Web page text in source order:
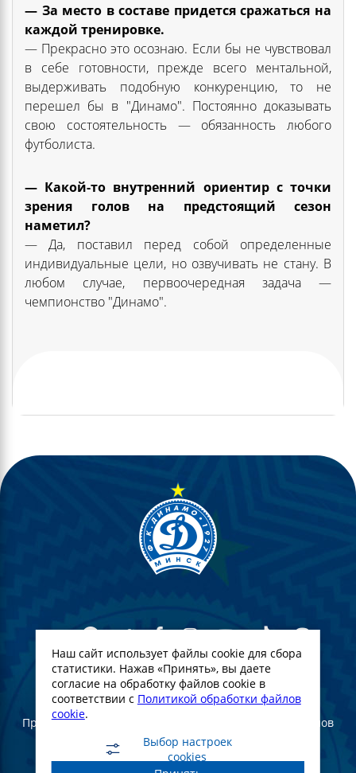
— За место в составе придется сражаться на
каждой тренировке.
— Прекрасно это осознаю. Если бы не чувствовал
в себе готовности, прежде всего ментальной,
выдерживать подобную конкуренцию, то не
перешел бы в "Динамо". Постоянно доказывать
свою состоятельность — обязанность любого
футболиста.
— Какой-то внутренний ориентир с точки
зрения голов на предстоящий сезон
наметил?
— Да, поставил перед собой определенные
индивидуальные цели, но озвучивать не стану. В
любом случае, первоочередная задача —
чемпионство "Динамо".
© Футбольный Клуб Динамо-Минск. 2022
При полном или частичном использовании материалов
ссылка на официальный сайт ФК Динамо Минск
обязательна
Наш сайт использует файлы cookie для сбора
статистики. Нажав «Принять», вы даете
согласие на обработку файлов cookie в
соответствии с Политикой обработки файлов
cookie.
Выбор настроек
cookies